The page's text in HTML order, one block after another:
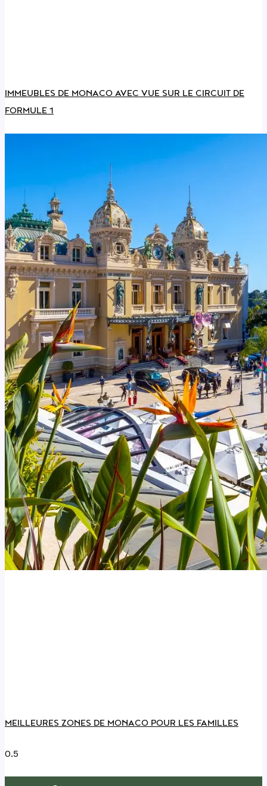
IMMEUBLES DE MONACO AVEC VUE SUR LE CIRCUIT DE
FORMULE 1
MEILLEURES ZONES DE MONACO POUR LES FAMILLES